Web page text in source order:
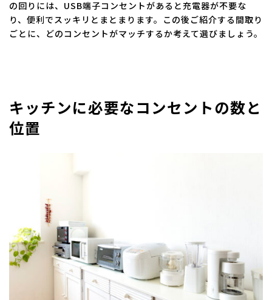
の回りには、USB端子コンセントがあると充電器が不要な
り、便利でスッキリとまとまります。この後ご紹介する間取り
ごとに、どのコンセントがマッチするか考えて選びましょう。
キッチンに必要なコンセントの数と
位置